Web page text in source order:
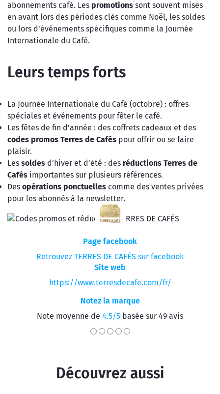
abonnements café. Les promotions sont souvent mises
en avant lors des périodes clés comme Noël, les soldes
ou lors d'événements spécifiques comme la Journée
Internationale du Café.
Leurs temps forts
La Journée Internationale du Café (octobre) : offres
spéciales et événements pour fêter le café.
Les fêtes de fin d'année : des coffrets cadeaux et des
codes promos Terres de Cafés pour offrir ou se faire
plaisir.
Les soldes d'hiver et d'été : des réductions Terres de
Cafés importantes sur plusieurs références.
Des opérations ponctuelles comme des ventes privées
pour les abonnés à la newsletter.
Page facebook
Retrouvez TERRES DE CAFÉS sur facebook
Site web
https://www.terresdecafe.com/fr/
Notez la marque
Note moyenne de 4.5/5 basée sur 49 avis
Découvrez aussi